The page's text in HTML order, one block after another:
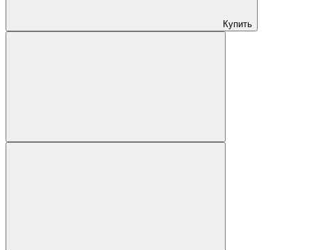
Купить